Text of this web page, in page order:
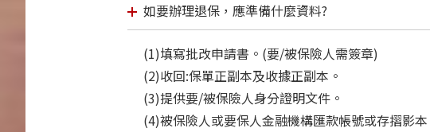
如要辦理退保，應準備什麼資料?
(1)填寫批改申請書。(要/被保險人需簽章)
(2)收回:保單正副本及收據正副本。
(3)提供要/被保險人身分證明文件。
(4)被保險人或要保人金融機構匯款帳號或存摺影本